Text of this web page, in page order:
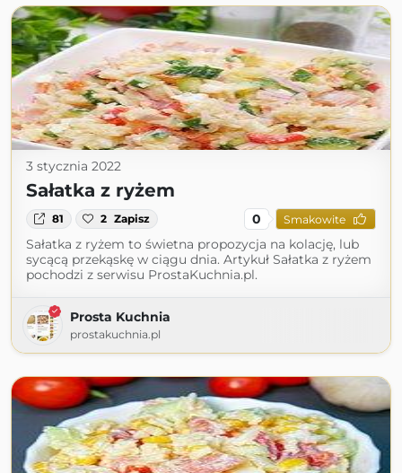
3 stycznia 2022
Sałatka z ryżem
81 2 Zapisz 0 Smakowite
Sałatka z ryżem to świetna propozycja na kolację, lub
sycącą przekąskę w ciągu dnia. Artykuł Sałatka z ryżem
pochodzi z serwisu ProstaKuchnia.pl.
Prosta Kuchnia
prostakuchnia.pl